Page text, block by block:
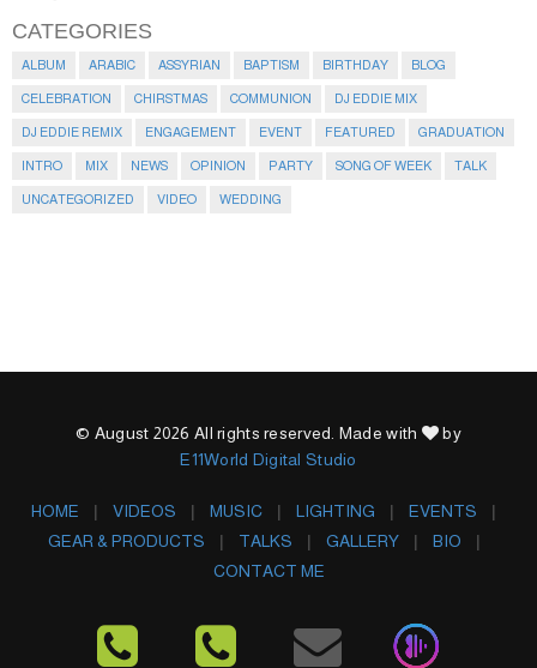
CATEGORIES
ALBUM ARABIC ASSYRIAN BAPTISM BIRTHDAY BLOG
CELEBRATION CHIRSTMAS COMMUNION DJ EDDIE MIX
DJ EDDIE REMIX ENGAGEMENT EVENT FEATURED GRADUATION
INTRO MIX NEWS OPINION PARTY SONG OF WEEK TALK
UNCATEGORIZED VIDEO WEDDING
© August 2026 All rights reserved. Made with
by
E11World Digital Studio
HOME VIDEOS MUSIC LIGHTING
EVENTS
GEAR & PRODUCTS
TALKS GALLERY
BIO
CONTACT ME